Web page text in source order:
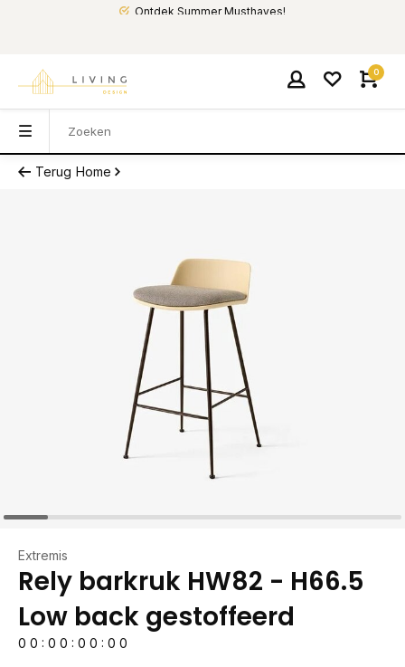
Ontdek Summer Musthaves!
0
Terug Home
Extremis
Rely barkruk HW82 - H66.5
Low back gestoffeerd
0 0 : 0 0 : 0 0 : 0 0